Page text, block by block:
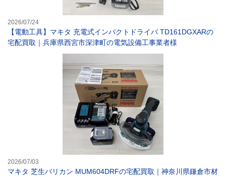
2026/07/24
【電動工具】マキタ 充電式インパクトドライバ TD161DGXARの
宅配買取｜兵庫県西宮市深津町の電気設備工事業者様
2026/07/03
マキタ 芝生バリカン MUM604DRFの宅配買取｜神奈川県鎌倉市材